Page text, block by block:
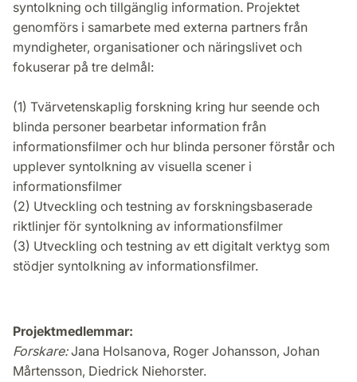
syntolkning och tillgänglig information. Projektet
genomförs i samarbete med externa partners från
myndigheter, organisationer och näringslivet och
fokuserar på tre delmål:
(1) Tvärvetenskaplig forskning kring hur seende och
blinda personer bearbetar information från
informationsfilmer och hur blinda personer förstår och
upplever syntolkning av visuella scener i
informationsfilmer
(2) Utveckling och testning av forskningsbaserade
riktlinjer för syntolkning av informationsfilmer
(3) Utveckling och testning av ett digitalt verktyg som
stödjer syntolkning av informationsfilmer.
Projektmedlemmar:
Forskare:Jana Holsanova, Roger Johansson, Johan
Mårtensson, Diedrick Niehorster.